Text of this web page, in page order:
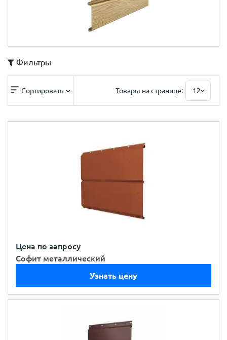
Фильтры
Сортировать Товары на странице: 12
Цена по запросу
Софит металлический
Узнать цену